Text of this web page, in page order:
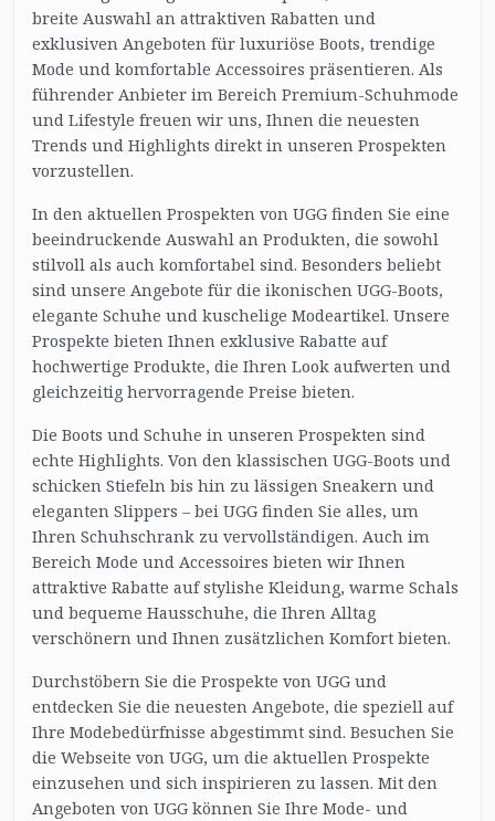
breite Auswahl an attraktiven Rabatten und
exklusiven Angeboten für luxuriöse Boots, trendige
Mode und komfortable Accessoires präsentieren. Als
führender Anbieter im Bereich Premium-Schuhmode
und Lifestyle freuen wir uns, Ihnen die neuesten
Trends und Highlights direkt in unseren Prospekten
vorzustellen.
In den aktuellen Prospekten von UGG finden Sie eine
beeindruckende Auswahl an Produkten, die sowohl
stilvoll als auch komfortabel sind. Besonders beliebt
sind unsere Angebote für die ikonischen UGG-Boots,
elegante Schuhe und kuschelige Modeartikel. Unsere
Prospekte bieten Ihnen exklusive Rabatte auf
hochwertige Produkte, die Ihren Look aufwerten und
gleichzeitig hervorragende Preise bieten.
Die Boots und Schuhe in unseren Prospekten sind
echte Highlights. Von den klassischen UGG-Boots und
schicken Stiefeln bis hin zu lässigen Sneakern und
eleganten Slippers – bei UGG finden Sie alles, um
Ihren Schuhschrank zu vervollständigen. Auch im
Bereich Mode und Accessoires bieten wir Ihnen
attraktive Rabatte auf stylishe Kleidung, warme Schals
und bequeme Hausschuhe, die Ihren Alltag
verschönern und Ihnen zusätzlichen Komfort bieten.
Durchstöbern Sie die Prospekte von UGG und
entdecken Sie die neuesten Angebote, die speziell auf
Ihre Modebedürfnisse abgestimmt sind. Besuchen Sie
die Webseite von UGG, um die aktuellen Prospekte
einzusehen und sich inspirieren zu lassen. Mit den
Angeboten von UGG können Sie Ihre Mode- und